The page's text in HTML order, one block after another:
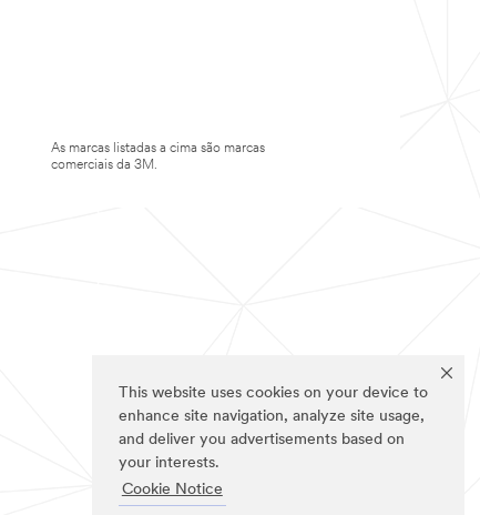
This website uses cookies on your device to
enhance site navigation, analyze site usage,
and deliver you advertisements based on
your interests.
Cookie Notice
As marcas listadas a cima são marcas
comerciais da 3M.